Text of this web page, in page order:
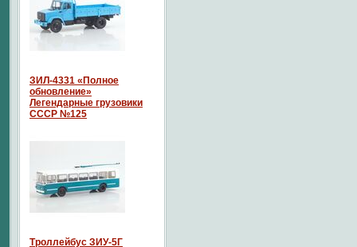
ЗИЛ-4331 «Полное
обновление»
Легендарные грузовики
СССР №125
Троллейбус ЗИУ-5Г